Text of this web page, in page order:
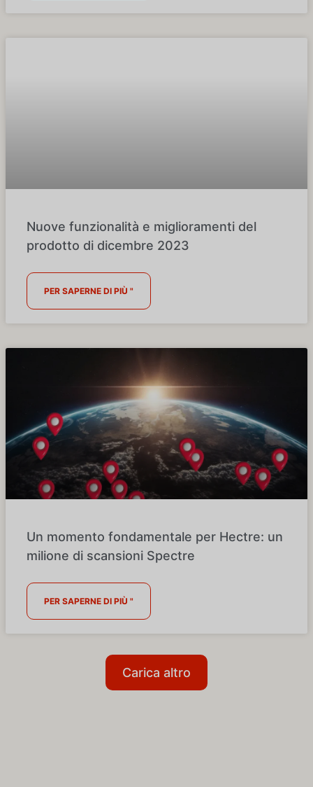
Nuove funzionalità e miglioramenti del
prodotto di dicembre 2023
PER SAPERNE DI PIÙ "
Un momento fondamentale per Hectre: un
milione di scansioni Spectre
PER SAPERNE DI PIÙ "
Carica altro